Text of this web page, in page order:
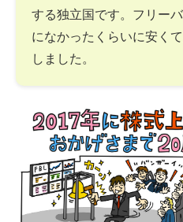
する独立国です。フリー
になかったくらいに安く
しました。